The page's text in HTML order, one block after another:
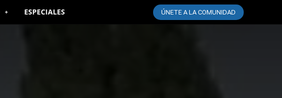
ESPECIALES ÚNETE A LA COMUNIDAD